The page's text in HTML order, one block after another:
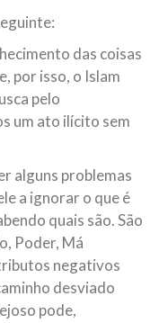
das coisas
por isso, o Islam
pelo
um ato ilícito sem
alguns problemas
a ignorar o que é
quais são. São
Poder, Má
negativos
desviado
pode,